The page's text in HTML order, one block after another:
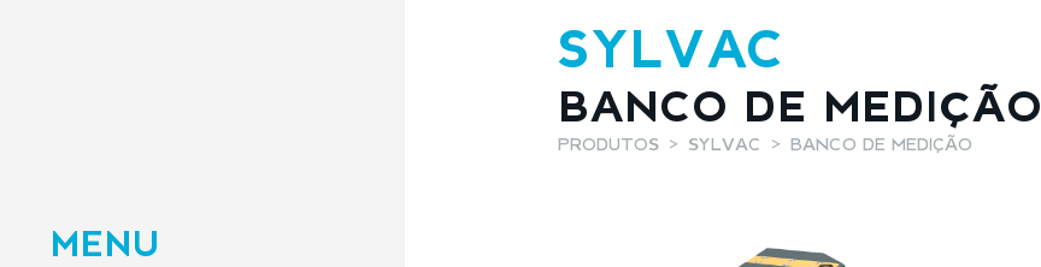
MENU
SYLVAC
BANCO DE MEDIÇÃO
PRODUTOS SYLVAC BANCO DE MEDIÇÃO